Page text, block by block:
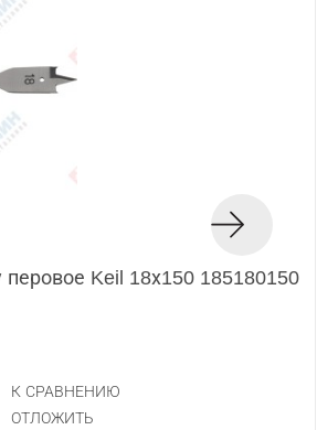
Keil 18х150 185180150
К СРАВНЕНИЮ
ОТЛОЖИТЬ